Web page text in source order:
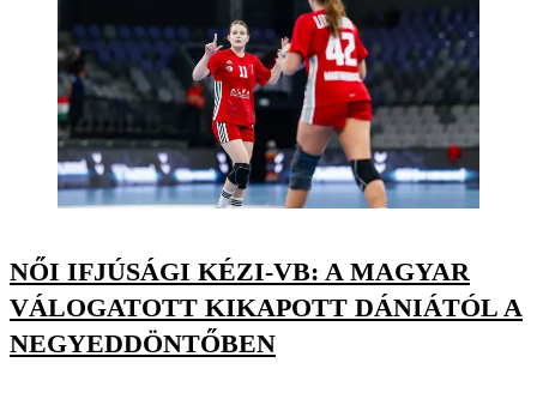
NŐI IFJÚSÁGI KÉZI-VB: A MAGYAR
VÁLOGATOTT KIKAPOTT DÁNIÁTÓL A
NEGYEDDÖNTŐBEN